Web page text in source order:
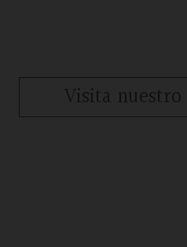
Visita nuestro